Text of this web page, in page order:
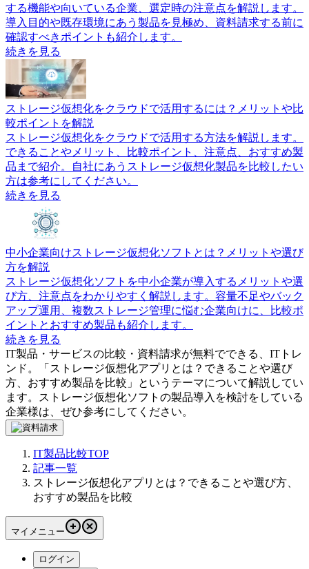
する機能や向いている企業、選定時の注意点を解説します。
導入目的や既存環境にあう製品を見極め、資料請求する前に
確認すべきポイントも紹介します。
続きを見る
ストレージ仮想化をクラウドで活用するには？メリットや比
較ポイントを解説
ストレージ仮想化をクラウドで活用する方法を解説します。
できることやメリット、比較ポイント、注意点、おすすめ製
品まで紹介。自社にあうストレージ仮想化製品を比較したい
方は参考にしてください。
続きを見る
中小企業向けストレージ仮想化ソフトとは？メリットや選び
方を解説
ストレージ仮想化ソフトを中小企業が導入するメリットや選
び方、注意点をわかりやすく解説します。容量不足やバック
アップ運用、複数ストレージ管理に悩む企業向けに、比較ポ
イントとおすすめ製品も紹介します。
続きを見る
IT製品・サービスの比較・資料請求が無料でできる、ITトレ
ンド。「 ストレージ仮想化アプリとは？できることや選び
方、おすすめ製品を比較 」というテーマについて解説してい
ます。
ストレージ仮想化ソフト の製品導入を検討をしている
企業様は、ぜひ参考にしてください。
IT製品比較TOP
記事一覧
ストレージ仮想化アプリとは？できることや選び方、
おすすめ製品を比較
マイメニュー
ログイン